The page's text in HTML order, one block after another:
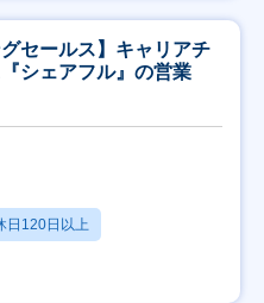
セールス】キャリアチ
シェアフル』の営業
日120日以上